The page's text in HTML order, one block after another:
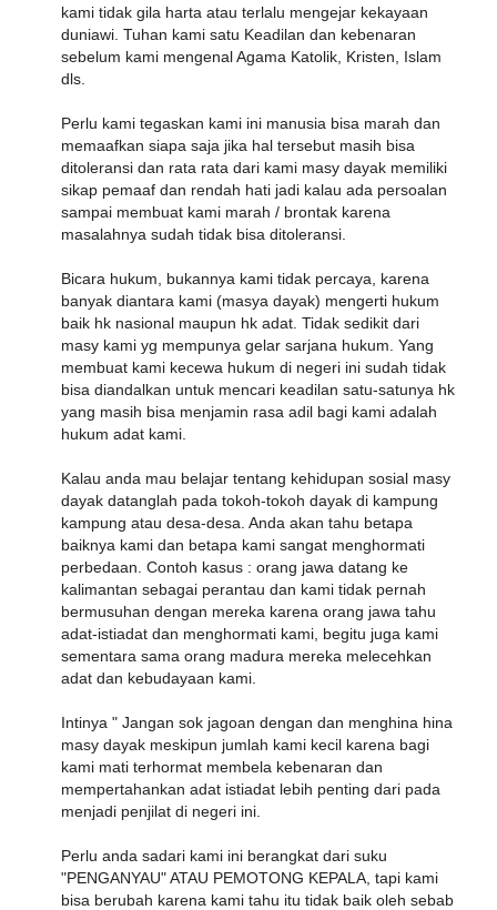
kami tidak gila harta atau terlalu mengejar kekayaan
duniawi. Tuhan kami satu Keadilan dan kebenaran
sebelum kami mengenal Agama Katolik, Kristen, Islam
dls.
Perlu kami tegaskan kami ini manusia bisa marah dan
memaafkan siapa saja jika hal tersebut masih bisa
ditoleransi dan rata rata dari kami masy dayak memiliki
sikap pemaaf dan rendah hati jadi kalau ada persoalan
sampai membuat kami marah / brontak karena
masalahnya sudah tidak bisa ditoleransi.
Bicara hukum, bukannya kami tidak percaya, karena
banyak diantara kami (masya dayak) mengerti hukum
baik hk nasional maupun hk adat. Tidak sedikit dari
masy kami yg mempunya gelar sarjana hukum. Yang
membuat kami kecewa hukum di negeri ini sudah tidak
bisa diandalkan untuk mencari keadilan satu-satunya hk
yang masih bisa menjamin rasa adil bagi kami adalah
hukum adat kami.
Kalau anda mau belajar tentang kehidupan sosial masy
dayak datanglah pada tokoh-tokoh dayak di kampung
kampung atau desa-desa. Anda akan tahu betapa
baiknya kami dan betapa kami sangat menghormati
perbedaan. Contoh kasus : orang jawa datang ke
kalimantan sebagai perantau dan kami tidak pernah
bermusuhan dengan mereka karena orang jawa tahu
adat-istiadat dan menghormati kami, begitu juga kami
sementara sama orang madura mereka melecehkan
adat dan kebudayaan kami.
Intinya " Jangan sok jagoan dengan dan menghina hina
masy dayak meskipun jumlah kami kecil karena bagi
kami mati terhormat membela kebenaran dan
mempertahankan adat istiadat lebih penting dari pada
menjadi penjilat di negeri ini.
Perlu anda sadari kami ini berangkat dari suku
"PENGANYAU" ATAU PEMOTONG KEPALA, tapi kami
bisa berubah karena kami tahu itu tidak baik oleh sebab